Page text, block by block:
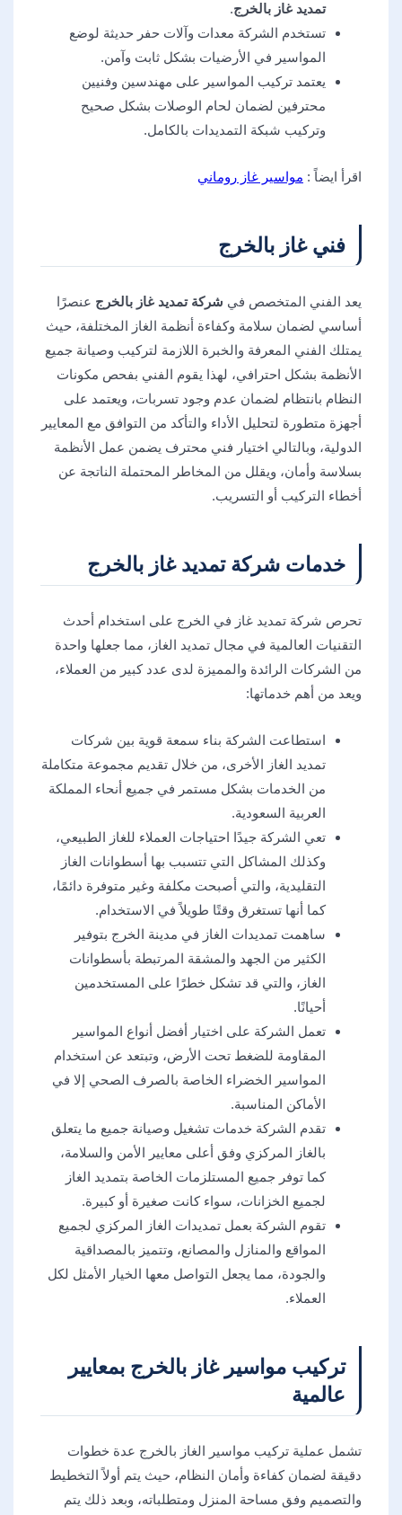
تمديد غاز بالخرج.
تستخدم الشركة معدات وآلات حفر حديثة لوضع
المواسير في الأرضيات بشكل ثابت وآمن.
يعتمد تركيب المواسير على مهندسين وفنيين
محترفين لضمان لحام الوصلات بشكل صحيح
وتركيب شبكة التمديدات بالكامل.
اقرأ ايضاً : مواسير غاز روماني
فني غاز بالخرج
يعد الفني المتخصص في شركة تمديد غاز بالخرج عنصرًا
أساسي لضمان سلامة وكفاءة أنظمة الغاز المختلفة، حيث
يمتلك الفني المعرفة والخبرة اللازمة لتركيب وصيانة جميع
الأنظمة بشكل احترافي، لهذا يقوم الفني بفحص مكونات
النظام بانتظام لضمان عدم وجود تسربات، ويعتمد على
أجهزة متطورة لتحليل الأداء والتأكد من التوافق مع المعايير
الدولية، وبالتالي اختيار فني محترف يضمن عمل الأنظمة
بسلاسة وأمان، ويقلل من المخاطر المحتملة الناتجة عن
أخطاء التركيب أو التسريب.
خدمات شركة تمديد غاز بالخرج
تحرص شركة تمديد غاز في الخرج على استخدام أحدث
التقنيات العالمية في مجال تمديد الغاز، مما جعلها واحدة
من الشركات الرائدة والمميزة لدى عدد كبير من العملاء،
ويعد من أهم خدماتها:
استطاعت الشركة بناء سمعة قوية بين شركات
تمديد الغاز الأخرى، من خلال تقديم مجموعة متكاملة
من الخدمات بشكل مستمر في جميع أنحاء المملكة
العربية السعودية.
تعي الشركة جيدًا احتياجات العملاء للغاز الطبيعي،
وكذلك المشاكل التي تتسبب بها أسطوانات الغاز
التقليدية، والتي أصبحت مكلفة وغير متوفرة دائمًا،
كما أنها تستغرق وقتًا طويلاً في الاستخدام.
ساهمت تمديدات الغاز في مدينة الخرج بتوفير
الكثير من الجهد والمشقة المرتبطة بأسطوانات
الغاز، والتي قد تشكل خطرًا على المستخدمين
أحيانًا.
تعمل الشركة على اختيار أفضل أنواع المواسير
المقاومة للضغط تحت الأرض، وتبتعد عن استخدام
المواسير الخضراء الخاصة بالصرف الصحي إلا في
الأماكن المناسبة.
تقدم الشركة خدمات تشغيل وصيانة جميع ما يتعلق
بالغاز المركزي وفق أعلى معايير الأمن والسلامة،
كما توفر جميع المستلزمات الخاصة بتمديد الغاز
لجميع الخزانات، سواء كانت صغيرة أو كبيرة.
تقوم الشركة بعمل تمديدات الغاز المركزي لجميع
المواقع والمنازل والمصانع، وتتميز بالمصداقية
والجودة، مما يجعل التواصل معها الخيار الأمثل لكل
العملاء.
تركيب مواسير غاز بالخرج بمعايير
عالمية
تشمل عملية تركيب مواسير الغاز بالخرج عدة خطوات
دقيقة لضمان كفاءة وأمان النظام، حيث يتم أولاً التخطيط
والتصميم وفق مساحة المنزل ومتطلباته، وبعد ذلك يتم